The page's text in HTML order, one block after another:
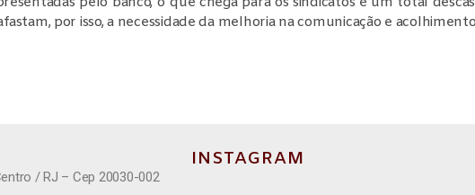
por isso, a necessidade da melhoria na comunicação e
/ RJ – Cep 20030-002
INSTAGRAM